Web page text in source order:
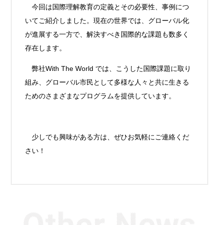
今回は国際理解教育の定義とその必要性、事例につ
いてご紹介しました。現在の世界では、グローバル化
が進展する一方で、解決すべき国際的な課題も数多く
存在します。
弊社With The World では、こうした国際課題に取り
組み、グローバル市民として多様な人々と共に生きる
ためのさまざまなプログラムを提供しています。
少しでも興味がある方は、ぜひお気軽にご連絡くだ
さい！